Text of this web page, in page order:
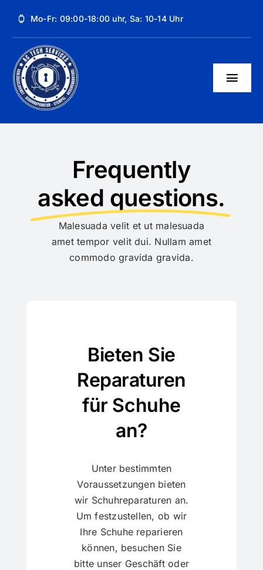
content
Mo-Fr: 09:00-18:00 uhr, Sa: 10-14 Uhr
Unsere Dienstleistungen
Frequently
asked questions.
Malesuada velit et ut malesuada
amet tempor velit dui. Nullam amet
commodo gravida gravida.
Bieten Sie
Reparaturen
für Schuhe
an?
Unter bestimmten
Voraussetzungen bieten
wir Schuhreparaturen an.
Um festzustellen, ob wir
Ihre Schuhe reparieren
können, besuchen Sie
bitte unser Geschäft oder